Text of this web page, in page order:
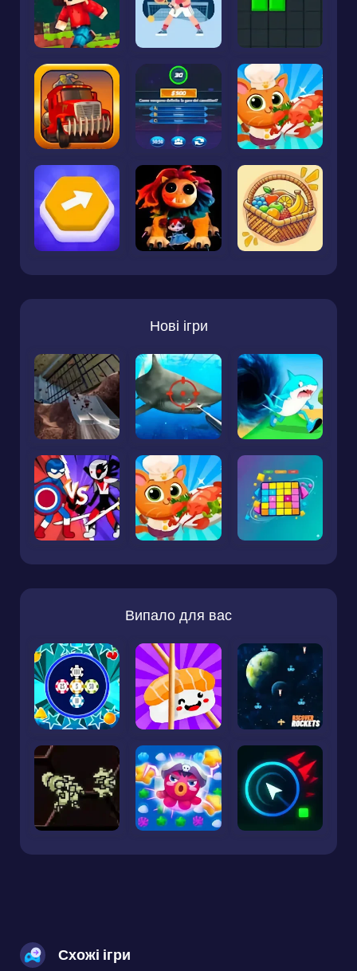
Нові ігри
Випало для вас
Схожі ігри